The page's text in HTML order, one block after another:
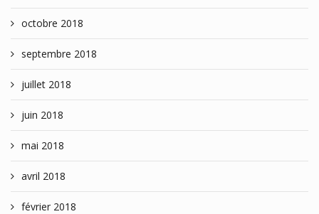
octobre 2018
septembre 2018
juillet 2018
juin 2018
mai 2018
avril 2018
février 2018